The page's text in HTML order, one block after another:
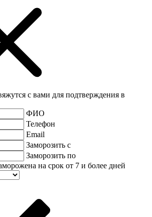
с вами для подтверждения в
ФИО
Телефон
Email
Заморозить с
Заморозить по
на срок от 7 и более дней